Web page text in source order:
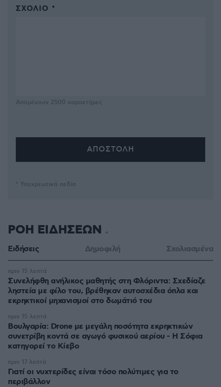
ΣΧΌΛΙΟ *
Απομένουν 2500 χαρακτήρες
* Υποχρεωτικά πεδία
ΡΟΗ ΕΙΔΗΣΕΩΝ
Ειδήσεις Δημοφιλή Σχολιασμένα
Συνελήφθη ανήλικος μαθητής στη Φλόριντα: Σχεδίαζε
ληστεία με φίλο του, βρέθηκαν αυτοσχέδια όπλα και
εκρηκτικοί μηχανισμοί στο δωμάτιό του
πριν 15 λεπτά
Βουλγαρία: Drone με μεγάλη ποσότητα εκρηκτικών
συνετρίβη κοντά σε αγωγό φυσικού αερίου - Η Σόφια
κατηγορεί το Κίεβο
πριν 15 λεπτά
Γιατί οι νυχτερίδες είναι τόσο πολύτιμες για το
περιβάλλον
πριν 17 λεπτά